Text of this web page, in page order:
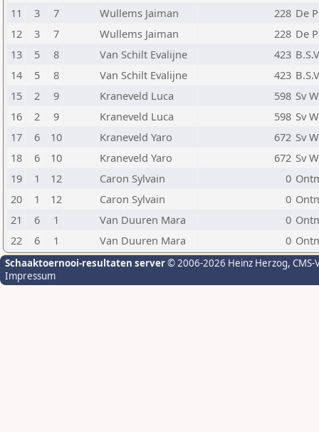
11
3 7 Wullems Jaiman 228 De
12
3 7 Wullems Jaiman 228 De
13
5 8 Van Schilt Evalijne 423
14
5 8 Van Schilt Evalijne 423
15
2 9 Kraneveld Luca 598 Sv
16
2 9 Kraneveld Luca 598 Sv
17
6 10 Kraneveld Yaro 672 Sv
18
6 10 Kraneveld Yaro 672 Sv
19
1 12 Caron Sylvain 0
20
1 12 Caron Sylvain 0
21
6 1 Van Duuren Mara 0
22
6 1 Van Duuren Mara 0
Schaaktoernooi-resultaten server© 2006-2026 Heinz Herzog,
Impressum